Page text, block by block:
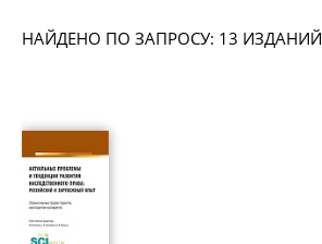
НАЙДЕНО ПО ЗАПРОСУ: 13 ИЗДАНИЙ